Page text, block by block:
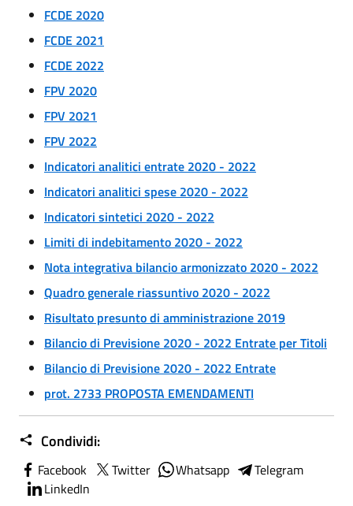
FCDE 2020
FCDE 2021
FCDE 2022
FPV 2020
FPV 2021
FPV 2022
Indicatori analitici entrate 2020 - 2022
Indicatori analitici spese 2020 - 2022
Indicatori sintetici 2020 - 2022
Limiti di indebitamento 2020 - 2022
Nota integrativa bilancio armonizzato 2020 - 2022
Quadro generale riassuntivo 2020 - 2022
Risultato presunto di amministrazione 2019
Bilancio di Previsione 2020 - 2022 Entrate per Titoli
Bilancio di Previsione 2020 - 2022 Entrate
prot. 2733 PROPOSTA EMENDAMENTI
Condividi:
Facebook Twitter Whatsapp
Telegram
LinkedIn